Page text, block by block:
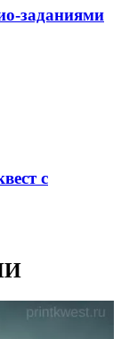
заданиями
с